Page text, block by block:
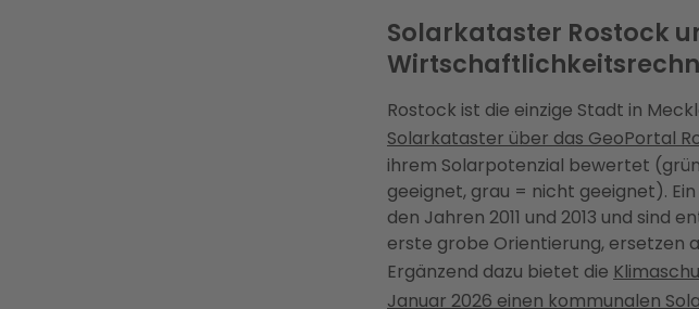
Solarkataster Rostock
Rostock ist die einzige Stadt in
Solarkataster über das GeoPortal
ihrem Solarpotenzial bewertet
geeignet, grau = nicht geeignet).
den Jahren 2011 und 2013 und sind
erste grobe Orientierung, ersetzen
Ergänzend dazu bietet die
Januar 2026 einen kommunalen